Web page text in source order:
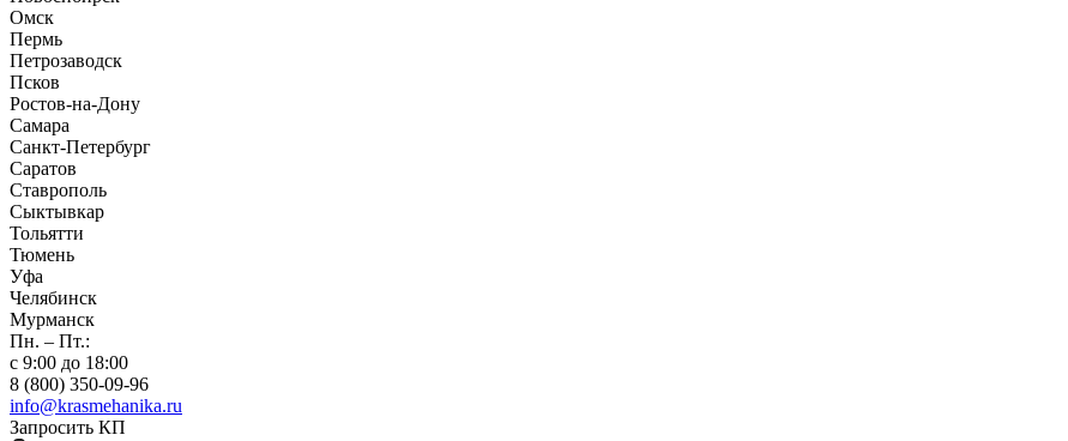
Омск
Пермь
Петрозаводск
Псков
Ростов-на-Дону
Самара
Санкт-Петербург
Саратов
Ставрополь
Сыктывкар
Тольятти
Тюмень
Уфа
Челябинск
Мурманск
Пн. – Пт.:
с 9:00 до 18:00
8 (800) 350-09-96
info@krasmehanika.ru
Запросить КП